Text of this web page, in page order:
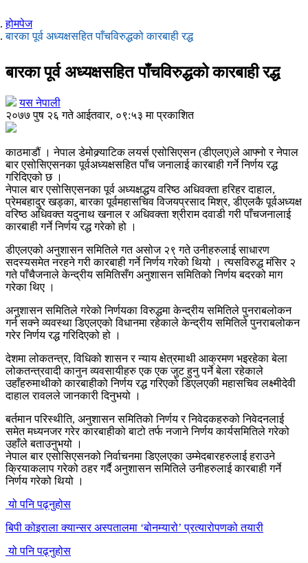
होमपेज
बारका पूर्व अध्यक्षसहित पाँचविरुद्धको कारबाही रद्ध
बारका पूर्व अध्यक्षसहित पाँचविरुद्धको कारबाही रद्ध
यस नेपाली
२०७७ पुष २६ गते आईतवार, ०९:५३ मा प्रकाशित
काठमाडौं । नेपाल डेमोक्र्याटिक लयर्स एसोसिएसन (डीएलए)ले आफ्नो र नेपाल
बार एसोसिएसनका पूर्वअध्यक्षसहित पाँच जनालाई कारबाही गर्ने निर्णय रद्ध
गरिदिएको छ ।
नेपाल बार एसोसिएसनका पूर्व अध्यक्षद्धय वरिष्ठ अधिवक्ता हरिहर दाहाल,
प्रेमबहादुर खड्का, बारका पूर्वमहासचिव विजयप्रसाद मिश्र, डीएलकै पूर्वअध्यक्ष
वरिष्ठ अधिवक्त यदुनाथ खनाल र अधिवक्ता श्रीराम दवाडी गरी पाँचजनालाई
कारबाही गर्ने निर्णय रद्ध गरेको हो ।
डीएलएको अनुशासन समितिले गत असोज २९ गते उनीहरुलाई साधारण
सदस्यसमेत नरहने गरी कारबाही गर्ने निर्णय गरेको थियो । त्यसविरुद्ध मंसिर २
गते पाँचैजनाले केन्द्रीय समितिसँग अनुशासन समितिको निर्णय बदरको माग
गरेका थिए ।
अनुशासन समितिले गरेको निर्णयका विरुद्धमा केन्द्रीय समितिले पुनराबलोकन
गर्न सक्ने व्यवस्था डिएलएको विधानमा रहेकाले केन्द्रीय समितिले पुनराबलोकन
गरेर निर्णय रद्ध गरिदिएको हो ।
देशमा लोकतन्त्र, विधिको शासन र न्याय क्षेत्रमाथी आक्रमण भइरहेका बेला
लोकतन्त्रवादी कानुन व्यवसायीहरु एक एक जुट हुनु पर्ने बेला रहेकाले
उहाँहरुमाथीको कारबाहीको निर्णय रद्ध गरिएको डिएलएकी महासचिव लक्ष्मीदेवी
दाहाल रावलले जानकारी दिनुभयो ।
बर्तमान परिस्थीति, अनुशासन समितिको निर्णय र निवेदकहरुको निवेदनलाई
समेत मध्यनजर गरेर कारबाहीको बाटो तर्फ नजाने निर्णय कार्यसमितिले गरेको
उहाँले बताउनुभयो ।
नेपाल बार एसोसिएसनको निर्वाचनमा डिएलएका उम्मेदबारहरुलाई हराउने
क्रियाकलाप गरेको ठहर गर्दै अनुशासन समितिले उनीहरुलाई कारबाही गर्ने
निर्णय गरेको थियो ।
यो पनि पढ्नुहोस
बिपी कोइराला क्यान्सर अस्पतालमा ‘बोनम्यारो’ प्रत्यारोपणको तयारी
यो पनि पढ्नुहोस